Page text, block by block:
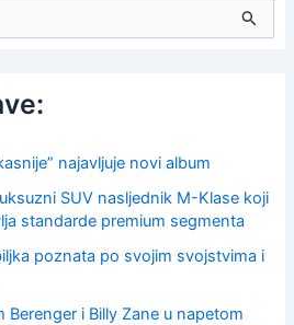
najavljuje novi album
SUV nasljednik M-Klase koji
standarde premium segmenta
poznata po svojim svojstvima i
Berenger i Billy Zane u napetom